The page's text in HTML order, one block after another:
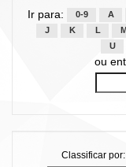
Ir para: 0-9 A
J
K L M
U
ou
Classificar por: